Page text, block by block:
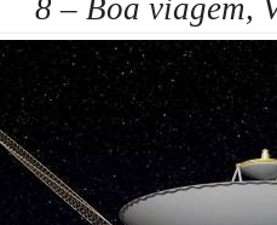
8 – Boa viagem,